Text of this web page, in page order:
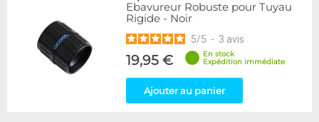
Ebavureur Robuste pour Tuyau
Rigide - Noir
5/5 - 3 avis
19,95 €
En stock
Expédition immédiate
Ajouter au panier